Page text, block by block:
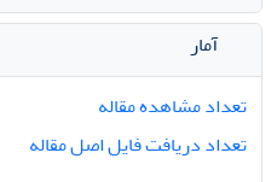
آمار
تعداد مشاهده مقاله
تعداد دریافت فایل اصل مقاله